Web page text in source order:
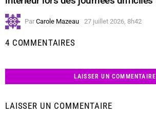
Par Carole Mazeau 27 juillet 2026, 8h42
4 COMMENTAIRES
LAISSER UN COMMENTAIRE
LAISSER UN COMMENTAIRE